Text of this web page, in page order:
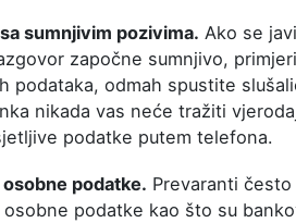
sumnjivim pozivima. Ako se
započne sumnjivo,
podataka, odmah spustite
nikada vas neće tražiti
podatke putem telefona.
podatke. Prevaranti često
podatke kao što su